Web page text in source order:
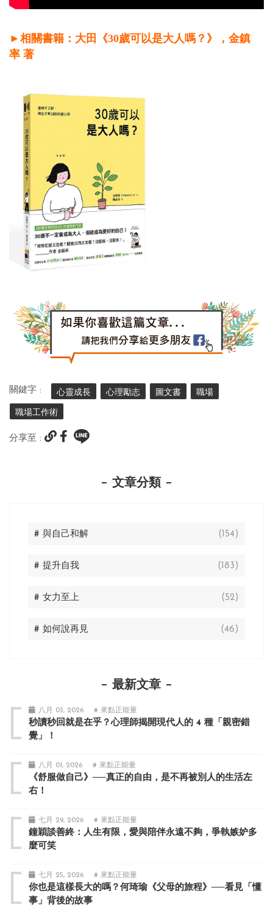
►相關書籍：大田《30歲可以是大人嗎？》，金鎮
率 著
關鍵字 : 心靈成長 心理勵志 圖文書 職場
職場工作術
分享至 :
文章分類
# 與自己和解 (154)
# 提升自我 (183)
# 女力至上 (52)
# 如何說再見 (46)
最新文章
八月 03, 2026 # 來點正能量
秒讀秒回就是在乎？心理師揭開現代人的 4 種「親密錯
覺」！
八月 01, 2026 # 來點正能量
《舒服做自己》──真正的自由，是不再被別人的生活左
右！
七月 29, 2026 # 來點正能量
鐘穎談善終：人生有限，愛與陪伴永遠不夠，爭執嫉妒多
麼可笑
七月 25, 2026 # 來點正能量
你也是這樣長大的嗎？何琦瑜《父母的旅程》──看見「懂
事」背後的故事